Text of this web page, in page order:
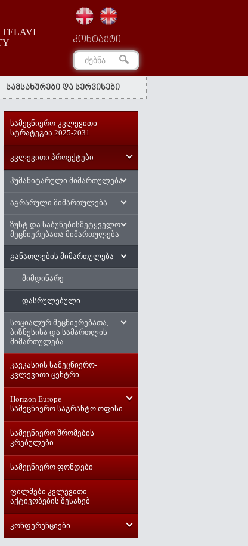
კონტაქტი
სამსახურები და სერვისები
სამეცნიერო-კვლევითი
სტრატეგია 2025-2031
კვლევითი პროექტები
ჰუმანიტარული მიმართულება
აგრარული მიმართულება
ზუსტ და საბუნებისმეტყველო
მეცნიერებათა მიმართულება
განათლების მიმართულება
მიმდინარე
დასრულებული
სოციალურ მეცნიერებათა,
ბიზნესისა და სამართლის
მიმართულება
კავკასიის სამეცნიერო-
კვლევითი ცენტრი
Horizon Europe
სამეცნიერო საგრანტო ოფისი
სამეცნიერო შრომების
კრებულები
სამეცნიერო ფონდები
ფილმები კვლევითი
აქტივობების შესახებ
კონფერენციები